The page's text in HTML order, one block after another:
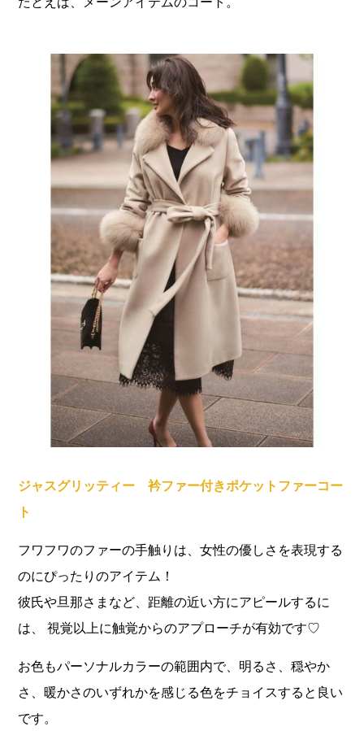
ジャスグリッティー 衿ファー付きポケットファーコー
ト
フワフワのファーの手触りは、女性の優しさを表現する
のにぴったりのアイテム！
彼氏や旦那さまなど、距離の近い方にアピールするに
は、 視覚以上に触覚からのアプローチが有効です♡
お色もパーソナルカラーの範囲内で、明るさ、穏やか
さ、暖かさのいずれかを感じる色をチョイスすると良い
です。